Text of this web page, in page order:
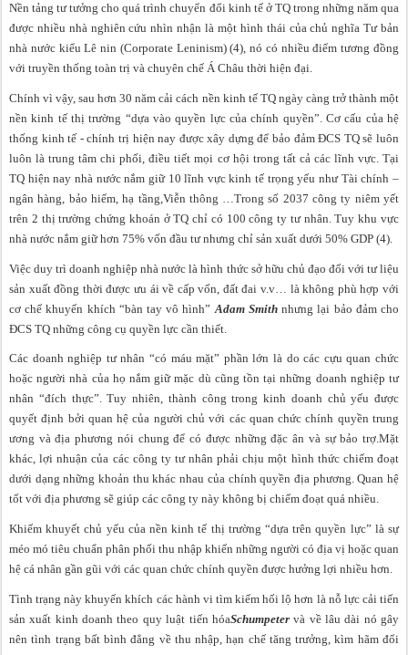
Nền tảng tư tưởng cho quá trình chuyển đổi kinh tế ở TQ trong những năm qua
được nhiều nhà nghiên cứu nhìn nhận là một hình thái của chủ nghĩa Tư bản
nhà nước kiểu Lê nin (Corporate Leninism) (4), nó có nhiều điểm tương đồng
với truyền thống toàn trị và chuyên chế Á Châu thời hiện đại.
Chính vì vậy, sau hơn 30 năm cải cách nền kinh tế TQ ngày càng trở thành một
nền kinh tế thị trường “dựa vào quyền lực của chính quyền”. Cơ cấu của hệ
thống kinh tế - chính trị hiện nay được xây dựng để bảo đảm ĐCS TQ sẽ luôn
luôn là trung tâm chi phối, điều tiết mọi cơ hội trong tất cả các lĩnh vực. Tại
TQ hiện nay nhà nước nắm giữ 10 lĩnh vực kinh tế trọng yếu như Tài chính –
ngân hàng, bảo hiểm, hạ tầng,Viễn thông …Trong số 2037 công ty niêm yết
trên 2 thị trường chứng khoán ở TQ chỉ có 100 công ty tư nhân. Tuy khu vực
nhà nước nắm giữ hơn 75% vốn đầu tư nhưng chỉ sản xuất dưới 50% GDP (4).
Việc duy trì doanh nghiệp nhà nước là hình thức sở hữu chủ đạo đối với tư liệu
sản xuất đồng thời được ưu ái về cấp vốn, đất đai v.v… là không phù hợp với
cơ chế khuyến khích “bàn tay vô hình” Adam Smithnhưng lại bảo đảm cho
ĐCS TQ những công cụ quyền lực cần thiết.
Các doanh nghiệp tư nhân “có máu mặt” phần lớn là do các cựu quan chức
hoặc người nhà của họ nắm giữ mặc dù cũng tồn tại những doanh nghiệp tư
nhân “đích thực”. Tuy nhiên, thành công trong kinh doanh chủ yếu được
quyết định bởi quan hệ của người chủ với các quan chức chính quyền trung
ương và địa phương nói chung để có được những đặc ân và sự bảo trợ.Mặt
khác, lợi nhuận của các công ty tư nhân phải chịu một hình thức chiếm đoạt
dưới dạng những khoản thu khác nhau của chính quyền địa phương. Quan hệ
tốt với địa phương sẽ giúp các công ty này không bị chiếm đoạt quá nhiều.
Khiếm khuyết chủ yếu của nền kinh tế thị trường “dựa trên quyền lực” là sự
méo mó tiêu chuẩn phân phối thu nhập khiến những người có địa vị hoặc quan
hệ cá nhân gần gũi với các quan chức chính quyền được hưởng lợi nhiều hơn.
Tình trạng này khuyến khích các hành vi tìm kiếm hối lộ hơn là nỗ lực cải tiến
sản xuất kinh doanh theo quy luật tiến hóaSchumpetervà về lâu dài nó gây
nên tình trạng bất bình đẳng về thu nhập, hạn chế tăng trưởng, kìm hãm đổi